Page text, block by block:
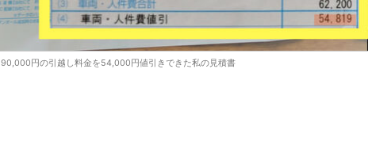
90,000円の引越し料金を54,000円値引きできた私の見積書